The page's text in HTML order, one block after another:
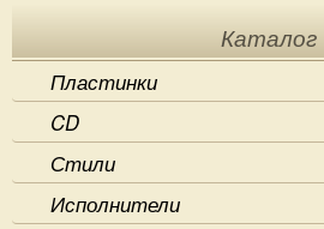
Каталог
Пластинки
CD
Стили
Исполнители